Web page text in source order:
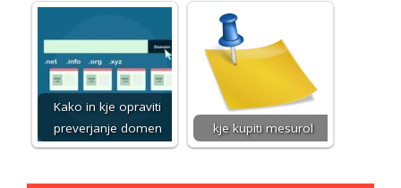
Kako in kje opraviti
preverjanje domen
kje kupiti mesurol